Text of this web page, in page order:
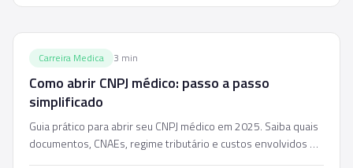
Carreira Medica 3 min
Como abrir CNPJ médico: passo a passo
simplificado
Guia prático para abrir seu CNPJ médico em 2025. Saiba quais
documentos, CNAEs, regime tributário e custos envolvidos no